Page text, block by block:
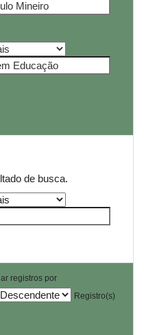
de busca.
registros por
Registro(s)